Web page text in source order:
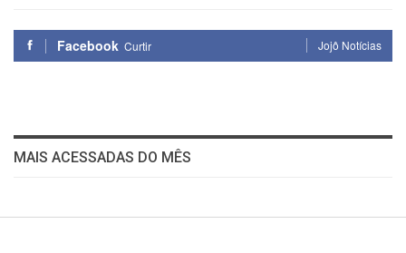
Facebook Curtir Jojô Notícias
MAIS ACESSADAS DO MÊS